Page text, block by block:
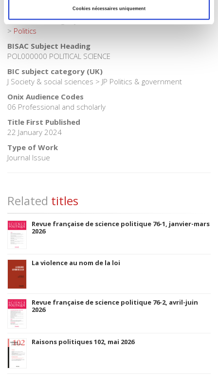
Cookies nécessaires uniquement
Publisher Category
> Politics
BISAC Subject Heading
POL000000 POLITICAL SCIENCE
BIC subject category (UK)
J Society & social sciences > JP Politics & government
Onix Audience Codes
06 Professional and scholarly
Title First Published
22 January 2024
Type of Work
Journal Issue
Related titles
Revue française de science politique 76-1, janvier-mars
2026
La violence au nom de la loi
Revue française de science politique 76-2, avril-juin
2026
Raisons politiques 102, mai 2026